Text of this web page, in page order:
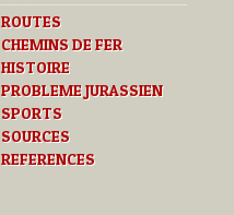
ROUTES
CHEMINS DE FER
HISTOIRE
PROBLEME JURASSIEN
SPORTS
SOURCES
REFERENCES